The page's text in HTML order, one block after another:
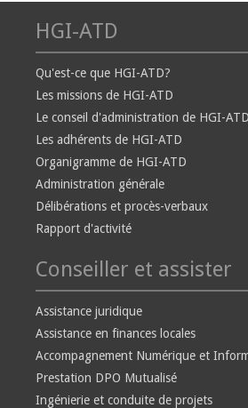
HGI-ATD
Qu'est-ce que HGI-ATD?
Les missions de HGI-ATD
Le conseil d'administration de HGI-ATD
Les adhérents de HGI-ATD
Organigramme de HGI-ATD
Administration générale
Délibérations et procès-verbaux
Rapport d'activité
Conseiller et assister
Assistance juridique
Assistance en finances locales
Accompagnement Numérique et
Prestation DPO Mutualisé
Ingénierie et conduite de projets